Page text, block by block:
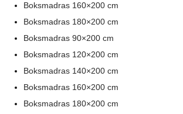
Boksmadras 160×200 cm
Boksmadras 180×200 cm
Boksmadras 90×200 cm
Boksmadras 120×200 cm
Boksmadras 140×200 cm
Boksmadras 160×200 cm
Boksmadras 180×200 cm